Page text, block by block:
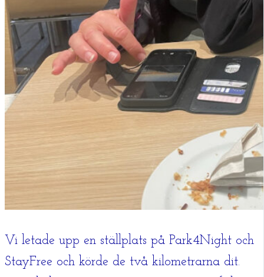
Vi letade upp en ställplats på Park4Night och
StayFree och körde de två kilometrarna dit.